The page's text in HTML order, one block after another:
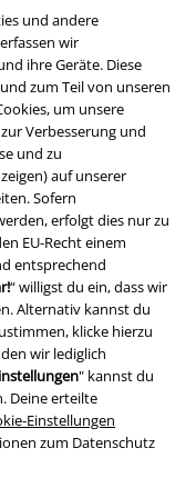
und andere
wir
ihre Geräte. Diese
zum Teil von unseren
um unsere
Verbesserung und
und zu
auf unserer
Sofern
erfolgt dies nur zu
EU-Recht einem
entsprechend
“ willigst du ein, dass wir
Alternativ kannst du
klicke hierzu
wir lediglich
" kannst du
Deine erteilte
Einstellungen
zum Datenschutz